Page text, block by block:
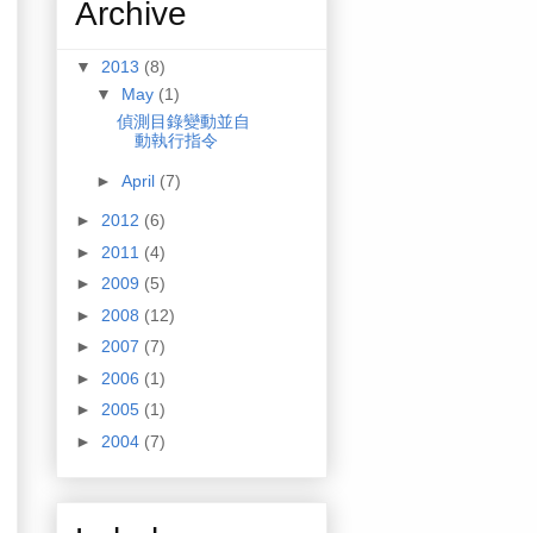
Archive
▼ 2013 (8)
▼ May (1)
偵測目錄變動並自
動執行指令
► April (7)
► 2012 (6)
► 2011 (4)
► 2009 (5)
► 2008 (12)
► 2007 (7)
► 2006 (1)
► 2005 (1)
► 2004 (7)